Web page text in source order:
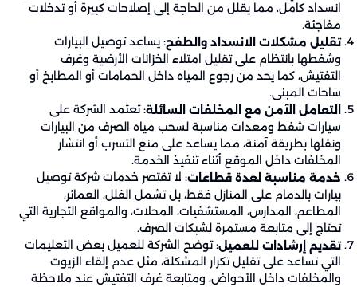
انسداد كامل، مما يقلل من الحاجة إلى إصلاحات كبيرة أو تدخلات
مفاجئة.
تقليل مشكلات الانسداد والطفح: يساعد توصيل البيارات
وشفطها بانتظام على تقليل امتلاء الخزانات الأرضية وغرف
التفتيش، كما يحد من رجوع المياه داخل الحمامات أو المطابخ أو
ساحات المبنى.
التعامل الآمن مع المخلفات السائلة: تعتمد الشركة على
سيارات شفط ومعدات مناسبة لسحب مياه الصرف من البيارات
ونقلها بطريقة آمنة، مما يساعد على منع التسرب أو انتشار
المخلفات داخل الموقع أثناء تنفيذ الخدمة.
خدمة مناسبة لعدة قطاعات: لا تقتصر خدمات شركة توصيل
بيارات بالدمام على المنازل فقط، بل تشمل الفلل، العمائر،
المطاعم، المدارس، المستشفيات، المحلات، والمواقع التجارية التي
تحتاج إلى متابعة مستمرة لشبكات الصرف.
تقديم إرشادات للعميل: توضح الشركة للعميل بعض التعليمات
التي تساعد على تقليل تكرار المشكلة، مثل عدم إلقاء الزيوت
والمخلفات داخل الأحواض، ومتابعة غرف التفتيش عند ملاحظة